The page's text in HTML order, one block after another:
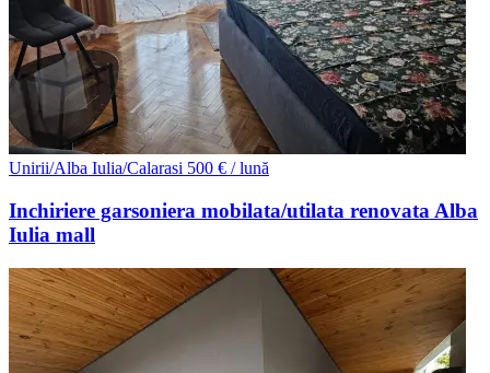
Unirii/Alba Iulia/Calarasi 500 € / lună
Inchiriere garsoniera mobilata/utilata renovata Alba
Iulia mall